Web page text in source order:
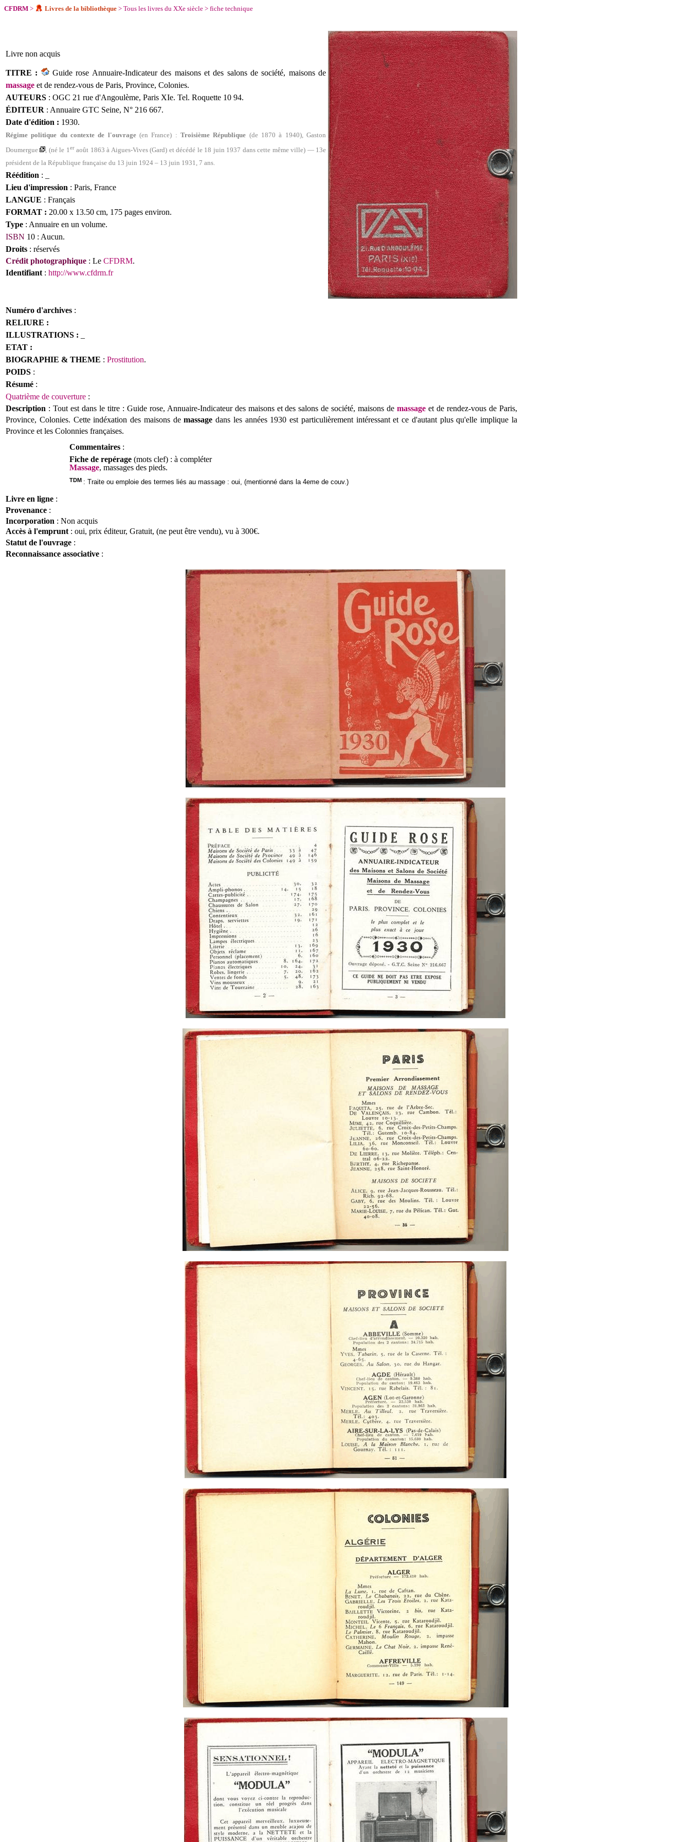
CFDRM > Livres de la bibliothèque > Tous les livres du XXe siècle > fiche technique
Livre non acquis
TITRE :
Guide rose Annuaire-Indicateur des maisons et des salons de société, maisons de
massage et de rendez-vous de Paris, Province, Colonies.
AUTEURS : OGC 21 rue d'Angoulème, Paris XIe. Tel. Roquette 10 94.
ÉDITEUR : Annuaire GTC Seine, N° 216 667.
Date d'édition : 1930.
Régime politique du contexte de l'ouvrage(en France) :Troisième République (de 1870 à 1940),Gaston
Doumergue
, (né le 1 eraoût 1863 à Aigues-Vives (Gard) et décédé le 18 juin 1937 dans cette même ville) — 13e
président de la République française du 13 juin 1924 – 13 juin 1931, 7 ans.
Réédition : _
Lieu d'impression : Paris, France
LANGUE : Français
FORMAT : 20.00 x 13.50 cm, 175 pages environ.
Type : Annuaire en un volume.
ISBN 10 : Aucun.
Droits : réservés
Crédit photographique : Le CFDRM.
Identifiant : http://www.cfdrm.fr
Numéro d'archives :
RELIURE :
ILLUSTRATIONS :
ETAT :
BIOGRAPHIE & THEME : Prostitution.
POIDS :
Résumé :
Quatrième de couverture :
Description : Tout est dans le titre : Guide rose, Annuaire-Indicateur des maisons et des salons de société, maisons demassage et de rendez-vous de Paris,
Province, Colonies. Cette indéxation des maisons demassage dans les années 1930 est particulièrement intéressant et ce d'autant plus qu'elle implique la
Province et les Colonnies françaises.
Commentaires:
Fiche de repérage(mots clef) : à compléter
Massage, massages des pieds.
TDM : Traite ou emploie des termes liés au massage : oui, (mentionné dans la 4eme de couv.)
Livre en ligne :
Provenance :
Incorporation : Non acquis
Accès à l'emprunt : oui, prix éditeur, Gratuit, (ne peut être vendu), vu à 300€.
Statut de l'ouvrage :
Reconnaissance associative :